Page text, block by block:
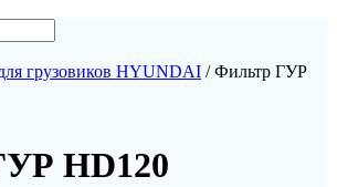
грузовиков HYUNDAI / Фильтр ГУР
HD120